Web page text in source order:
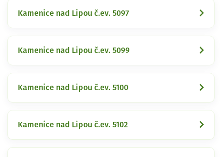
Kamenice nad Lipou č.ev. 5097
Kamenice nad Lipou č.ev. 5099
Kamenice nad Lipou č.ev. 5100
Kamenice nad Lipou č.ev. 5102